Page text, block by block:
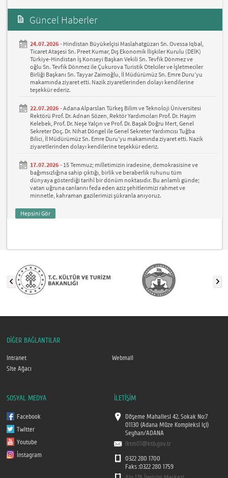
Güncel Haberler
24.07.2026 - Hindistan Büyükelçisi Maslahatgüzarı Sn. Ovessa Iqbal,
Ticaret Ataşesi Sn. Preet Kumar, Dış Ekonomik İlişkiler Kurulu (DEİK)
Türkiye-Hindistan İş Konseyi Başkan Vekili Sn. Tevfik Dönmez ve
oğlu Sn. Tevfik Dönmez ile Çukurova Turistik Otelciler ve İşletmeciler
Birliği Başkanı Sn. Tayyar Zaimoğlu, İl Müdürümüz Sn. Emre Duru’yu
makamında ziyaret etti. Nazik ziyaretlerinden dolayı kendilerine
teşekkür ederiz.
22.07.2026 -Adana Alparslan Türkeş Bilim ve Teknoloji Üniversitesi
Rektörü Prof. Dr. Adnan Sözen, Rektör Yardımcıları Prof. Dr. Haşim
Kelebek, Prof. Dr. Neşe Yalçın ve Prof. Dr. Başak Doğru Mert, Genel
Sekreter Doç. Dr. Nihat Döngel ile Genel Sekreter Yardımcısı Tuğba
Bilici, İl Müdürümüz Sn. Emre Duru’yu makamında ziyaret etti. Nazik
ziyaretlerinden dolayı kendilerine teşekkür ederiz.
17.07.2026 - 15 Temmuz; milletimizin iradesine, demokrasisine ve
bağımsızlığına sahip çıktığı, birlik ve beraberlik ruhunu tüm
dünyaya gösterdiği tarihî bir dönüm noktasıdır. Bu anlamlı günde;
vatan uğruna canlarını feda eden aziz şehitlerimizi rahmet ve
minnetle, kahraman gazilerimizi şükranla anıyoruz.
Hepsini Gör
DİĞER BAĞLANTILAR
Intranet
Webmail
Site Ağacı
SOSYAL MEDYA
Facebook
Twitter
Youtube
İnstagram
İLETİŞİM
Döşeme Mahallesi 42. Sokak No:7
01130 (Adana Müze Kompleksi içi)
Seyhan/ADANA
iktm01@ktb.gov.tr
0322 280 1700
Faks :0322 280 1759